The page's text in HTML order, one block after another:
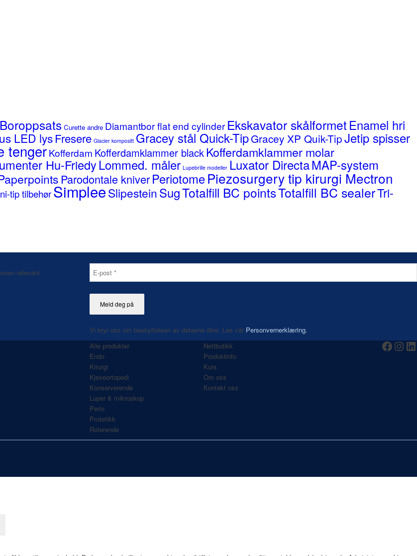
Boroppsats Curette andre Diamantbor flat end cylinder Ekskavator skålformetEnamel hri
LED lysFresere Glacier kompositt Gracey stål Quick-TipGracey XP Quik-TipJetip spisser
tengerKofferdam Kofferdamklammer blackKofferdamklammer molar
Hu-FriedyLommed. måler Lupebrille modeller Luxator DirectaMAP-system
Parodontale kniverPeriotomePiezosurgery tip kirurgi Mectron
tip tilbehørSimpleeSlipesteinSugTotalfill BC pointsTotalfill BC sealerTri-
relevant
Vi bryr oss om beskyttelsen av dataene dine. Les vår Personvernerklæring.
Alle produkter
Endo
Kirurgi
Kjeveortopedi
Konserverende
Luper & mikroskop
Perio
Protetikk
Roterende
Nettbutikk
Produktinfo
Kurs
Om oss
Kontakt oss